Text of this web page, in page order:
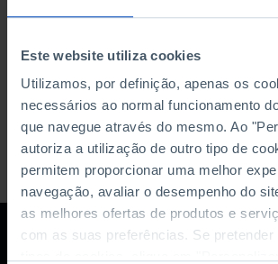
Este website utiliza cookies
Utilizamos, por definição, apenas os
necessários ao normal funcionamento
que navegue através do mesmo. Ao
autoriza a utilização de outro tipo de
permitem proporcionar uma melhor
navegação, avaliar o desempenho do
as melhores ofertas de produtos e
com as suas preferências. Se pretender